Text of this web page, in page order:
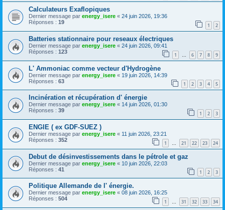
Calculateurs Exaflopiques
Dernier message par energy_isere « 24 juin 2026, 19:36
Réponses : 19 1 2
Batteries stationnaire pour reseaux électriques
Dernier message par energy_isere « 24 juin 2026, 09:41
Réponses : 123 1 … 6 7 8 9
L' Ammoniac comme vecteur d'Hydrogène
Dernier message par energy_isere « 19 juin 2026, 14:39
Réponses : 63 1 2 3 4 5
Incinération et récupération d' énergie
Dernier message par energy_isere « 14 juin 2026, 01:30
Réponses : 39 1 2 3
ENGIE ( ex GDF-SUEZ )
Dernier message par energy_isere « 11 juin 2026, 23:21
Réponses : 352 1 21 22 23 24
Debut de désinvestissements dans le pétrole et gaz
Dernier message par energy_isere « 10 juin 2026, 22:03
Réponses : 41 1 2 3
Politique Allemande de l' énergie.
Dernier message par energy_isere « 08 juin 2026, 16:25
Réponses : 504 1 … 31 32 33 34